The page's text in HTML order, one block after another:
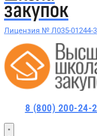
закупок
Лицензия № Л035-01244-
Проверить в реестре
Курсы по 44-ФЗ
8 (800) 200-24-